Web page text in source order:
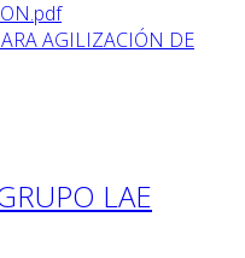
AGILIZACIÓN DE
LAE